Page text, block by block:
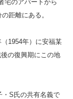
宅のアパートから
距離にある。
1954年）に安福某
の復興期にこの地
・S氏の共有名義で